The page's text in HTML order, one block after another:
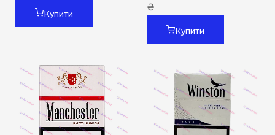
Купити
₴
Купити